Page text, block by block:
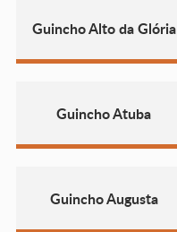
Guincho Alto da Glória
Guincho Atuba
Guincho Augusta